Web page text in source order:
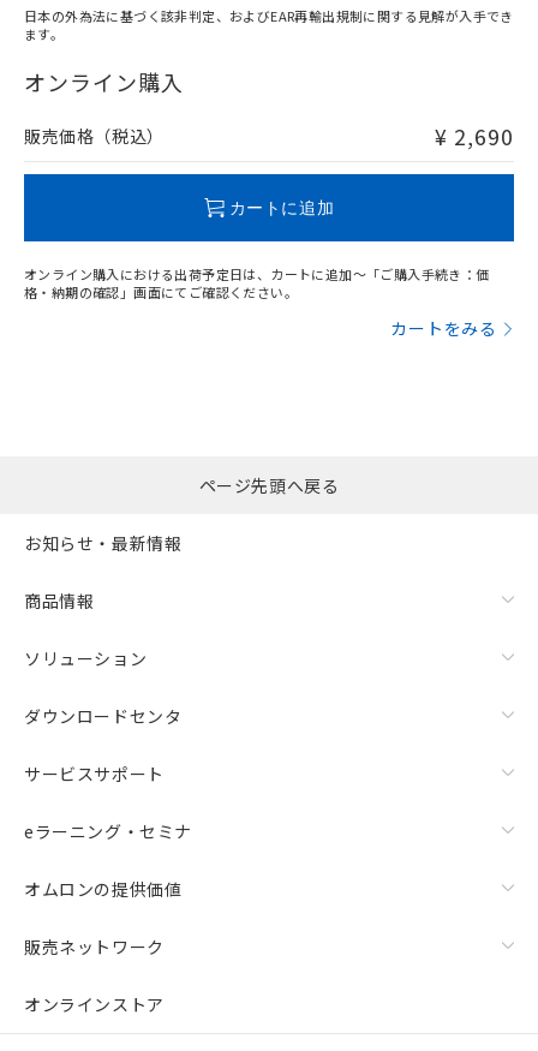
在庫等で未対応品が混在する可能性があります。
問い合わせください。
日本の外為法に基づく該非判定、およびEAR再輸出規制に関する見解が入手でき
ます。
オンライン購入
販売価格（税込） ¥ 2,690
カートに追加
オンライン購入における出荷予定日は、カートに追加～「ご購入手続き：価
格・納期の確認」画面にてご確認ください。
カートをみる
ページ先頭へ戻る
お知らせ・最新情報
商品情報
ソリューション
ダウンロードセンタ
サービスサポート
eラーニング・セミナ
オムロンの提供価値
販売ネットワーク
オンラインストア